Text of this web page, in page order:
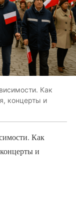
Как
концерты и
Как
и